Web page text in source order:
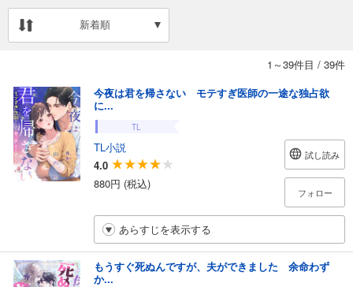
新着順
1～39件目 / 39件
今夜は君を帰さない モテすぎ医師の一途な独占欲
に...
TL
TL小説
4.0
880円 (税込)
試し読み
フォロー
あらすじを表示する
もうすぐ死ぬんですが、夫ができました 余命わず
か...